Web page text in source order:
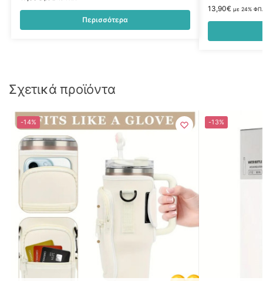
Περισσότερα
13,90€ με 24%
Σχετικά προϊόντα
-14% -13%